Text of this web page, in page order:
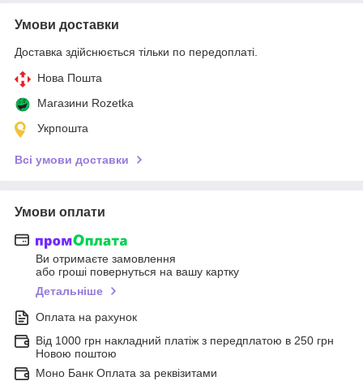
Умови доставки
Доставка здійснюється тільки по передоплаті.
Нова Пошта
Магазини Rozetka
Укрпошта
Всі умови доставки
Умови оплати
Ви отримаєте замовлення
або гроші повернуться на вашу картку
Детальніше
Оплата на рахунок
Від 1000 грн накладний платіж з передплатою в 250 грн
Новою поштою
Моно Банк Оплата за реквізитами